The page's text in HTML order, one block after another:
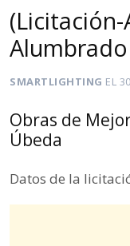
SMARTLIGHTING EL
Obras de
Úbeda
Datos de la